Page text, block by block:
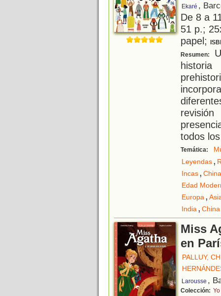
Ekaré ,
De 8 a
51 p.;
papel;
Resumen:
todos
Temática:
Leyendas,
Incas, China
Edad
Europa,
India, China
Miss
en
PALLUY,
Larousse ,
Colección: